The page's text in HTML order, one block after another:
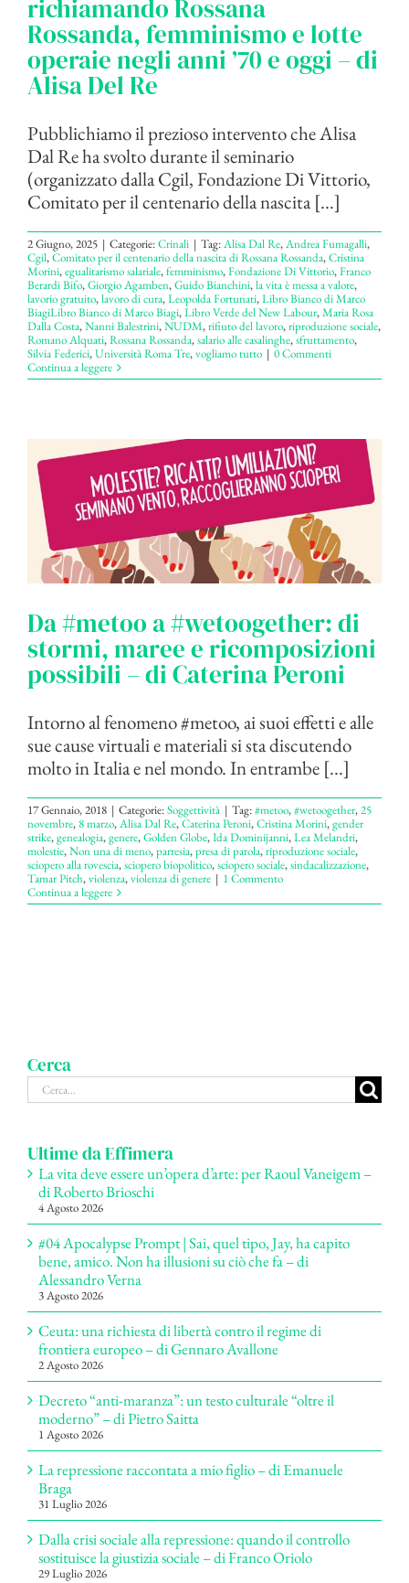
richiamando Rossana
Rossanda, femminismo e lotte
operaie negli anni ’70 e oggi – di
Alisa Del Re
Pubblichiamo il prezioso intervento che Alisa
Dal Re ha svolto durante il seminario
(organizzato dalla Cgil, Fondazione Di Vittorio,
Comitato per il centenario della nascita [...]
2 Giugno, 2025 | Categorie:Crinali | Tag:Alisa Dal Re,Andrea Fumagalli,
Cgil,Comitato per il centenario della nascita di Rossana Rossanda,Cristina
Morini,egualitarismo salariale,femminismo,Fondazione Di Vittorio,Franco
Berardi Bifo,Giorgio Agamben,Guido Bianchini,la vita è messa a valore,
lavorio gratuito,lavoro di cura,Leopolda Fortunati,Libro Bianco di Marco
BiagiLibro Bianco di Marco Biagi,Libro Verde del New Labour,Maria Rosa
Dalla Costa,Nanni Balestrini,NUDM,rifiuto del lavoro,riproduzione sociale,
Romano Alquati,Rossana Rossanda,salario alle casalinghe,sfruttamento,
Silvia Federici,Università Roma Tre,vogliamo tutto | 0 Commenti
Continua a leggere
Da #metoo a #wetoogether: di
stormi, maree e ricomposizioni
possibili – di Caterina Peroni
Intorno al fenomeno #metoo, ai suoi effetti e alle
sue cause virtuali e materiali si sta discutendo
molto in Italia e nel mondo. In entrambe [...]
17 Gennaio, 2018 | Categorie:Soggettività | Tag:#metoo,#wetoogether,25
novembre,8 marzo,Alisa Dal Re,Caterina Peroni,Cristina Morini,gender
strike,genealogia,genere,Golden Globe,Ida Dominijanni,Lea Melandri,
molestie,Non una di meno,parresia,presa di parola,riproduzione sociale,
sciopero alla rovescia,sciopero biopolitico,sciopero sociale,sindacalizzazione,
Tamar Pitch,violenza,violenza di genere | 1 Commento
Continua a leggere
Cerca
Cerca
per:
Ultime da Effimera
La vita deve essere un’opera d’arte: per Raoul Vaneigem –
di Roberto Brioschi
4 Agosto 2026
#04 Apocalypse Prompt | Sai, quel tipo, Jay, ha capito
bene, amico. Non ha illusioni su ciò che fa – di
Alessandro Verna
3 Agosto 2026
Ceuta: una richiesta di libertà contro il regime di
frontiera europeo – di Gennaro Avallone
2 Agosto 2026
Decreto “anti-maranza”: un testo culturale “oltre il
moderno” – di Pietro Saitta
1 Agosto 2026
La repressione raccontata a mio figlio – di Emanuele
Braga
31 Luglio 2026
Dalla crisi sociale alla repressione: quando il controllo
sostituisce la giustizia sociale – di Franco Oriolo
29 Luglio 2026